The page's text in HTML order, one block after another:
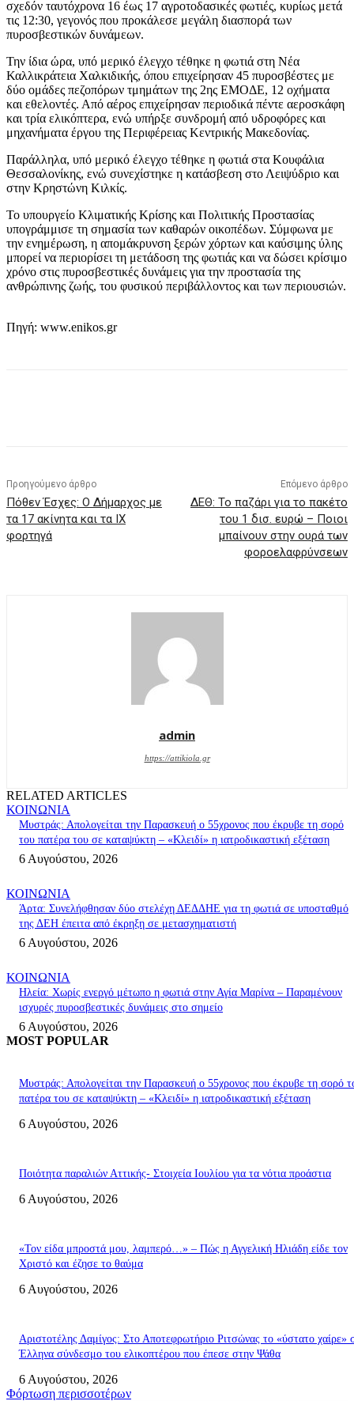
σχεδόν ταυτόχρονα 16 έως 17 αγροτοδασικές φωτιές, κυρίως μετά
τις 12:30, γεγονός που προκάλεσε μεγάλη διασπορά των
πυροσβεστικών δυνάμεων.
Την ίδια ώρα, υπό μερικό έλεγχο τέθηκε η φωτιά στη Νέα
Καλλικράτεια Χαλκιδικής, όπου επιχείρησαν 45 πυροσβέστες με
δύο ομάδες πεζοπόρων τμημάτων της 2ης ΕΜΟΔΕ, 12 οχήματα
και εθελοντές. Από αέρος επιχείρησαν περιοδικά πέντε αεροσκάφη
και τρία ελικόπτερα, ενώ υπήρξε συνδρομή από υδροφόρες και
μηχανήματα έργου της Περιφέρειας Κεντρικής Μακεδονίας.
Παράλληλα, υπό μερικό έλεγχο τέθηκε η φωτιά στα Κουφάλια
Θεσσαλονίκης, ενώ συνεχίστηκε η κατάσβεση στο Λειψύδριο και
στην Κρηστώνη Κιλκίς.
Το υπουργείο Κλιματικής Κρίσης και Πολιτικής Προστασίας
υπογράμμισε τη σημασία των καθαρών οικοπέδων. Σύμφωνα με
την ενημέρωση, η απομάκρυνση ξερών χόρτων και καύσιμης ύλης
μπορεί να περιορίσει τη μετάδοση της φωτιάς και να δώσει κρίσιμο
χρόνο στις πυροσβεστικές δυνάμεις για την προστασία της
ανθρώπινης ζωής, του φυσικού περιβάλλοντος και των περιουσιών.
Πηγή: www.enikos.gr
Προηγούμενο άρθρο
Πόθεν Έσχες: Ο Δήμαρχος με
τα 17 ακίνητα και τα ΙΧ
φορτηγά
Επόμενο άρθρο
ΔΕΘ: Το παζάρι για το πακέτο
του 1 δισ. ευρώ – Ποιοι
μπαίνουν στην ουρά των
φοροελαφρύνσεων
admin
https://attikiola.gr
RELATED ARTICLES
ΚΟΙΝΩΝΙΑ
Μυστράς: Απολογείται την Παρασκευή ο 55χρονος που έκρυβε τη σορό
του πατέρα του σε καταψύκτη – «Κλειδί» η ιατροδικαστική εξέταση
6 Αυγούστου, 2026
ΚΟΙΝΩΝΙΑ
Άρτα: Συνελήφθησαν δύο στελέχη ΔΕΔΔΗΕ για τη φωτιά σε υποσταθμό
της ΔΕΗ έπειτα από έκρηξη σε μετασχηματιστή
6 Αυγούστου, 2026
ΚΟΙΝΩΝΙΑ
Ηλεία: Χωρίς ενεργό μέτωπο η φωτιά στην Αγία Μαρίνα – Παραμένουν
ισχυρές πυροσβεστικές δυνάμεις στο σημείο
6 Αυγούστου, 2026
MOST POPULAR
Μυστράς: Απολογείται την Παρασκευή ο 55χρονος που έκρυβε τη σορό
πατέρα του σε καταψύκτη – «Κλειδί» η ιατροδικαστική εξέταση
6 Αυγούστου, 2026
Ποιότητα παραλιών Αττικής- Στοιχεία Ιουλίου για τα νότια προάστια
6 Αυγούστου, 2026
«Τον είδα μπροστά μου, λαμπερό…» – Πώς η Αγγελική Ηλιάδη είδε τον
Χριστό και έζησε το θαύμα
6 Αυγούστου, 2026
Αριστοτέλης Δαμίγος: Στο Αποτεφρωτήριο Ριτσώνας το «ύστατο χαίρε»
Έλληνα σύνδεσμο του ελικοπτέρου που έπεσε στην Ψάθα
6 Αυγούστου, 2026
Φόρτωση περισσοτέρων